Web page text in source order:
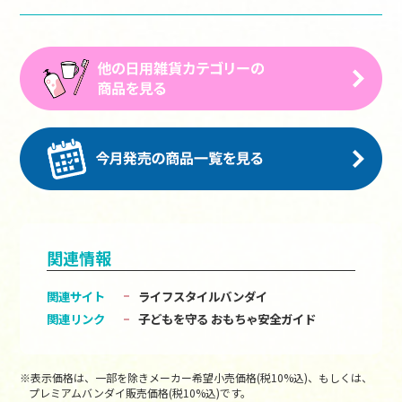
関連情報
関連サイト
ライフスタイルバンダイ
関連リンク
子どもを守る おもちゃ安全ガイド
※表示価格は、一部を除きメーカー希望小売価格(税10%込)、もしくは、
プレミアムバンダイ販売価格(税10%込)です。